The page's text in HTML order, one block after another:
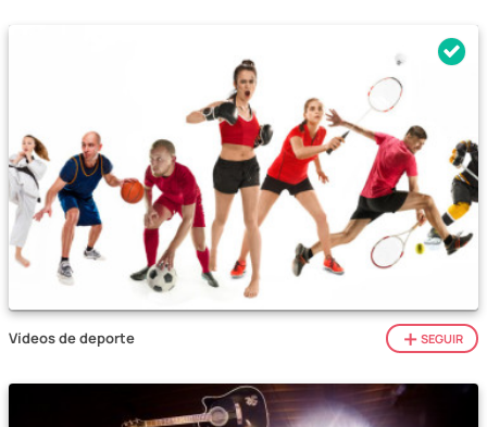
Vídeos de deporte SEGUIR